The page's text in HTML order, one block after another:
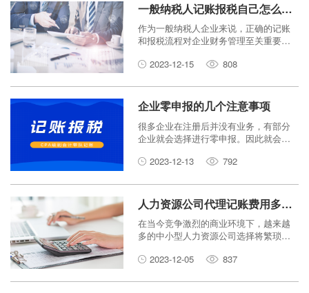
一般纳税人记账报税自己怎么操作？
作为一般纳税人企业来说，正确的记账
和报税流程对企业财务管理至关重要。
作？本文将对此进行详细介绍，以帮助
税款。
2023-12-15 808
企业零申报的几个注意事项
很多企业在注册后并没有业务，有部分
企业就会选择进行零申报。因此就会有
比如：零申报会不会有风险？企业零申
得到一个正确的回复，而随着新规出
炉，长期“零”申报的企业可能会被纳
入“重点关注企业”行列。今天就由筠鸿管
理为您讲解企业零申报的4个须知。
2023-12-13 792
人力资源公司代理记账费用多少？
在当今竞争激烈的商业环境下，越来越
多的中小型人力资源公司选择将繁琐的
理。这不仅可以减轻企业自身的账务处
确性和及时性。
2023-12-05 837